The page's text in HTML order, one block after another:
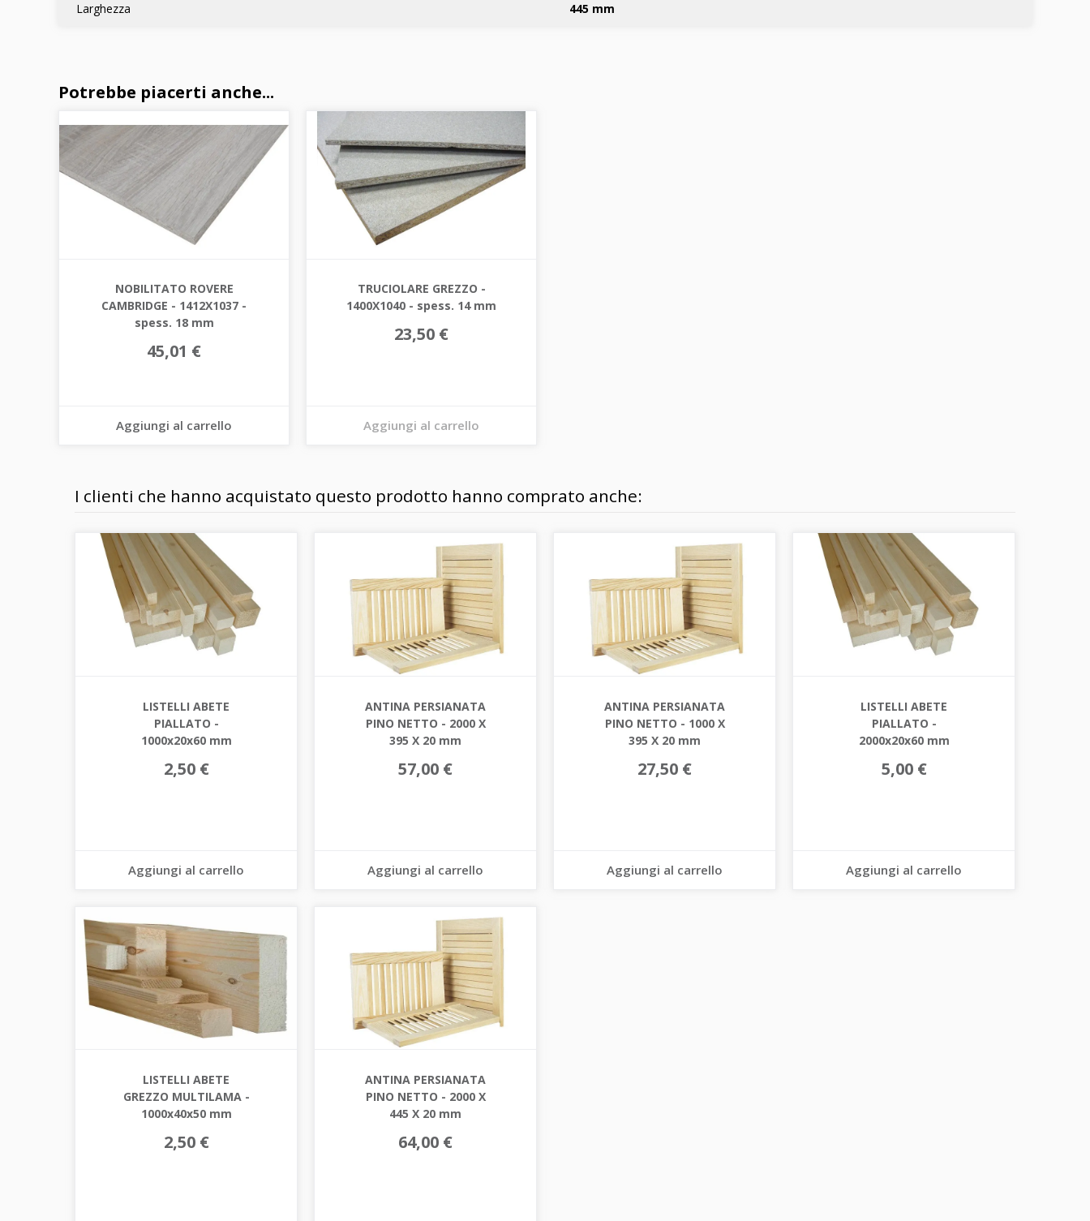
Larghezza 445 mm
Potrebbe piacerti anche...
NOBILITATO ROVERE
CAMBRIDGE - 1412X1037 -
spess. 18 mm
45,01 €
Aggiungi al carrello
TRUCIOLARE GREZZO -
1400X1040 - spess. 14 mm
23,50 €
Aggiungi al carrello
I clienti che hanno acquistato questo prodotto hanno comprato anche:
LISTELLI ABETE
PIALLATO -
1000x20x60 mm
2,50 €
Aggiungi al carrello
ANTINA PERSIANATA
PINO NETTO - 2000 X
395 X 20 mm
57,00 €
Aggiungi al carrello
ANTINA PERSIANATA
PINO NETTO - 1000 X
395 X 20 mm
27,50 €
Aggiungi al carrello
LISTELLI ABETE
PIALLATO -
2000x20x60 mm
5,00 €
Aggiungi al carrello
LISTELLI ABETE
GREZZO MULTILAMA -
1000x40x50 mm
2,50 €
ANTINA PERSIANATA
PINO NETTO - 2000 X
445 X 20 mm
64,00 €